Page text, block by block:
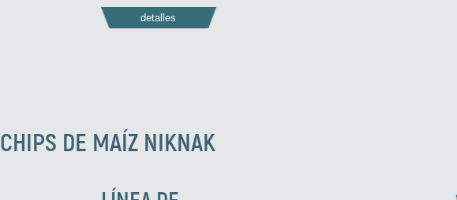
detalles
CHIPS DE MAÍZ NIKNAK